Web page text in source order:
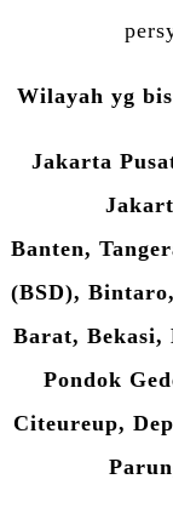
Wilayah yg
Jakarta
Banten,
(BSD),
Barat, Bekasi,
Pondok
Citeureup,